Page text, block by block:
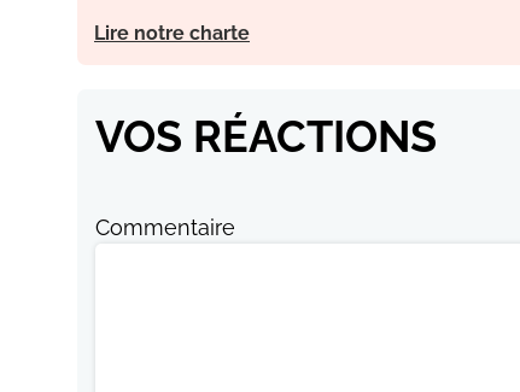
Lire notre charte
VOS RÉACTIONS
Commentaire